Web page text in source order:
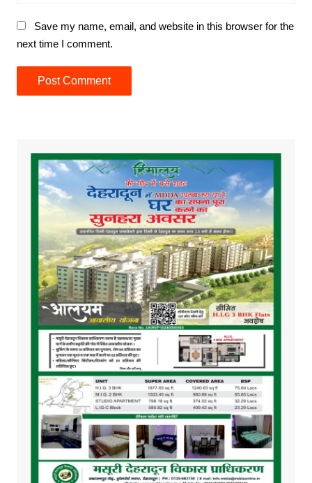
Save my name, email, and website in this browser for the
next time I comment.